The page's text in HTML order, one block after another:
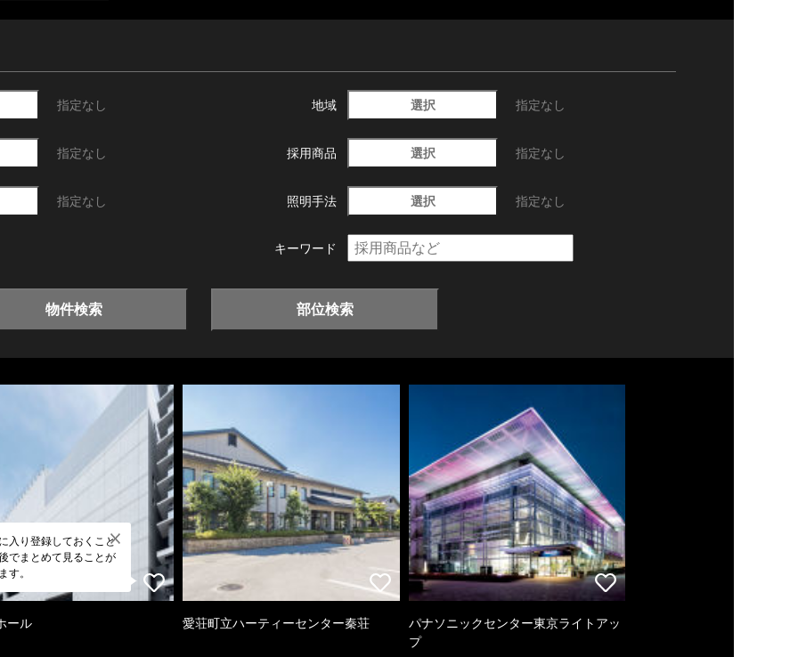
指定なし 地域 選択 指定なし
指定なし 採用商品 選択 指定なし
指定なし 照明手法 選択 指定なし
キーワード
物件検索 部位検索
入り登録しておくこと
でまとめて見ることが
す。
ール 愛荘町立ハーティーセンター秦荘
パナソニックセンター東京ライトアッ
プ